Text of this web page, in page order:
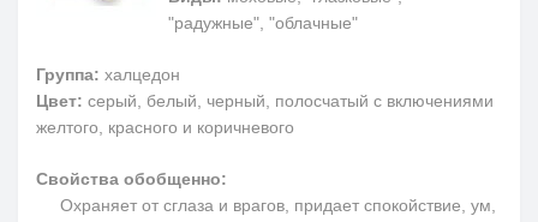
"радужные", "облачные"
Группа: халцедон
Цвет: серый, белый, черный, полосчатый с включениями
желтого, красного и коричневого
Свойства обобщенно:
Охраняет от сглаза и врагов, придает спокойствие, ум,